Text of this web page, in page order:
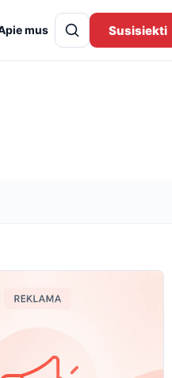
mus Susisiekti